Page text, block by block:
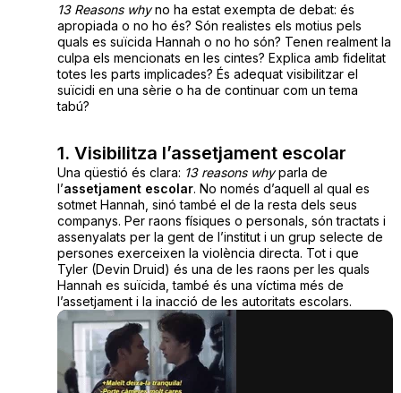
13 Reasons whyno ha estat exempta de debat: és
apropiada o no ho és? Són realistes els motius pels
quals es suïcida Hannah o no ho són? Tenen realment la
culpa els mencionats en les cintes? Explica amb fidelitat
totes les parts implicades? És adequat visibilitzar el
suïcidi en una sèrie o ha de continuar com un tema
tabú?
1. Visibilitza l’assetjament escolar
Una qüestió és clara: 13 reasons whyparla de
l’assetjament escolar. No només d’aquell al qual es
sotmet Hannah, sinó també el de la resta dels seus
companys. Per raons físiques o personals, són tractats i
assenyalats per la gent de l’institut i un grup selecte de
persones exerceixen la violència directa. Tot i que
Tyler (Devin Druid) és una de les raons per les quals
Hannah es suïcida, també és una víctima més de
l’assetjament i la inacció de les autoritats escolars.